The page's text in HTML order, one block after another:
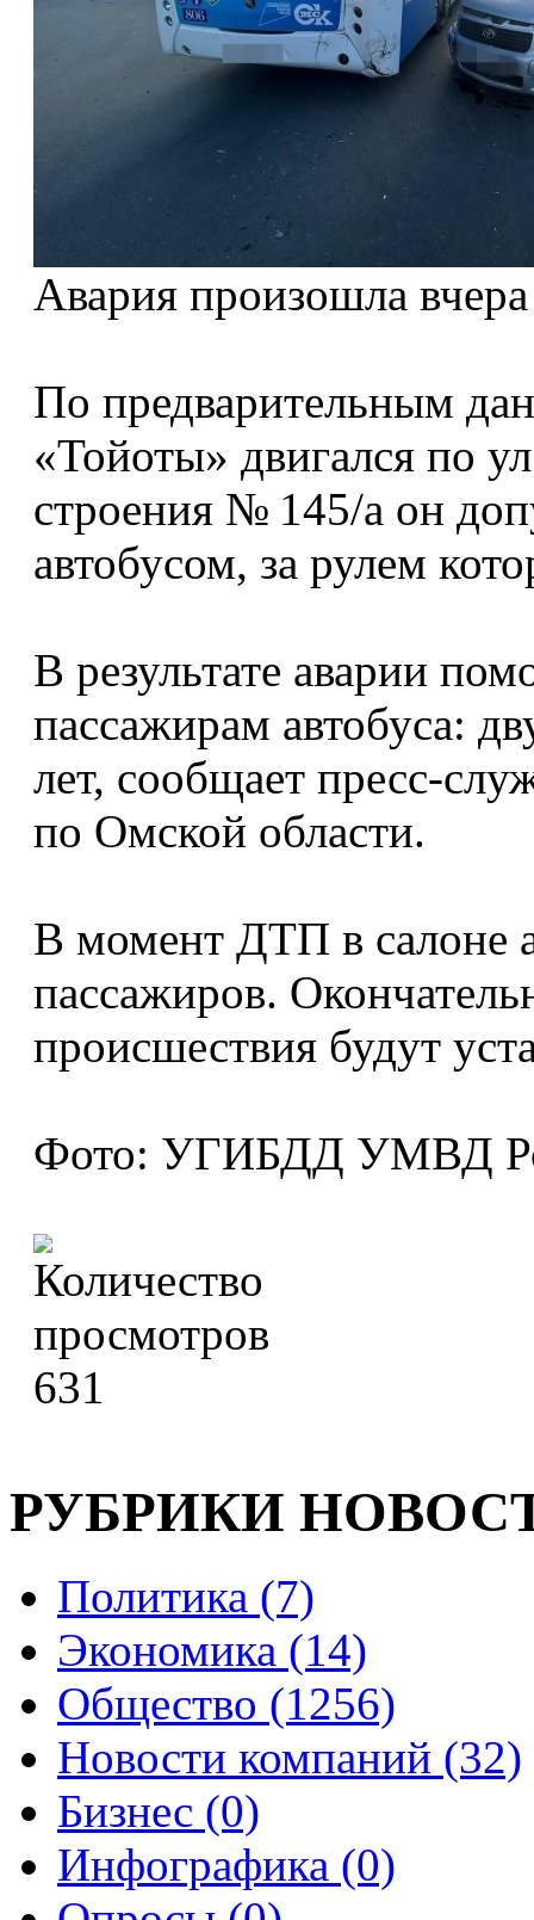
Авария произошла
По предварительным
«Тойоты» двигался по
строения № 145/а он
автобусом, за рулем
В результате аварии
пассажирам автобуса:
лет, сообщает пресс-
по Омской области.
В момент ДТП в салоне
пассажиров.
происшествия будут
Фото: УГИБДД УМВД
631
РУБРИКИ
Политика (7)
Экономика (14)
Общество (1256)
Новости компаний (32)
Бизнес (0)
Инфографика (0)